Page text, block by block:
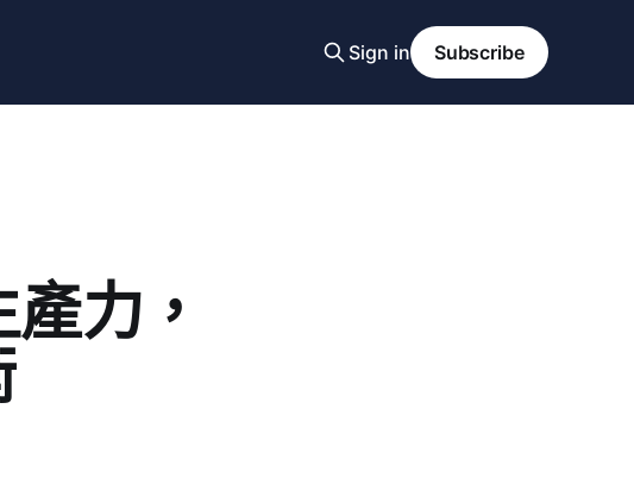
Sign in Subscribe
力，